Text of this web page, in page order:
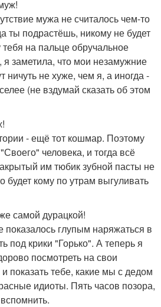
мужа не считалось чем-то
ты подрастёшь, никому не будет
тебя на пальце обручальное
заметила, что мои незамужние
ничуть не хуже, чем я, а иногда -
(не вздумай сказать об этом
- ещё тот кошмар. Поэтому
человека, и тогда всё
им тюбик зубной пасты не
будет кому по утрам выгуливать
самой дурацкой!
глупым наряжаться в
под крики "Горько". А теперь я
посмотреть на свои
показать тебе, какие мы с дедом
идиоты. Пять часов позора,